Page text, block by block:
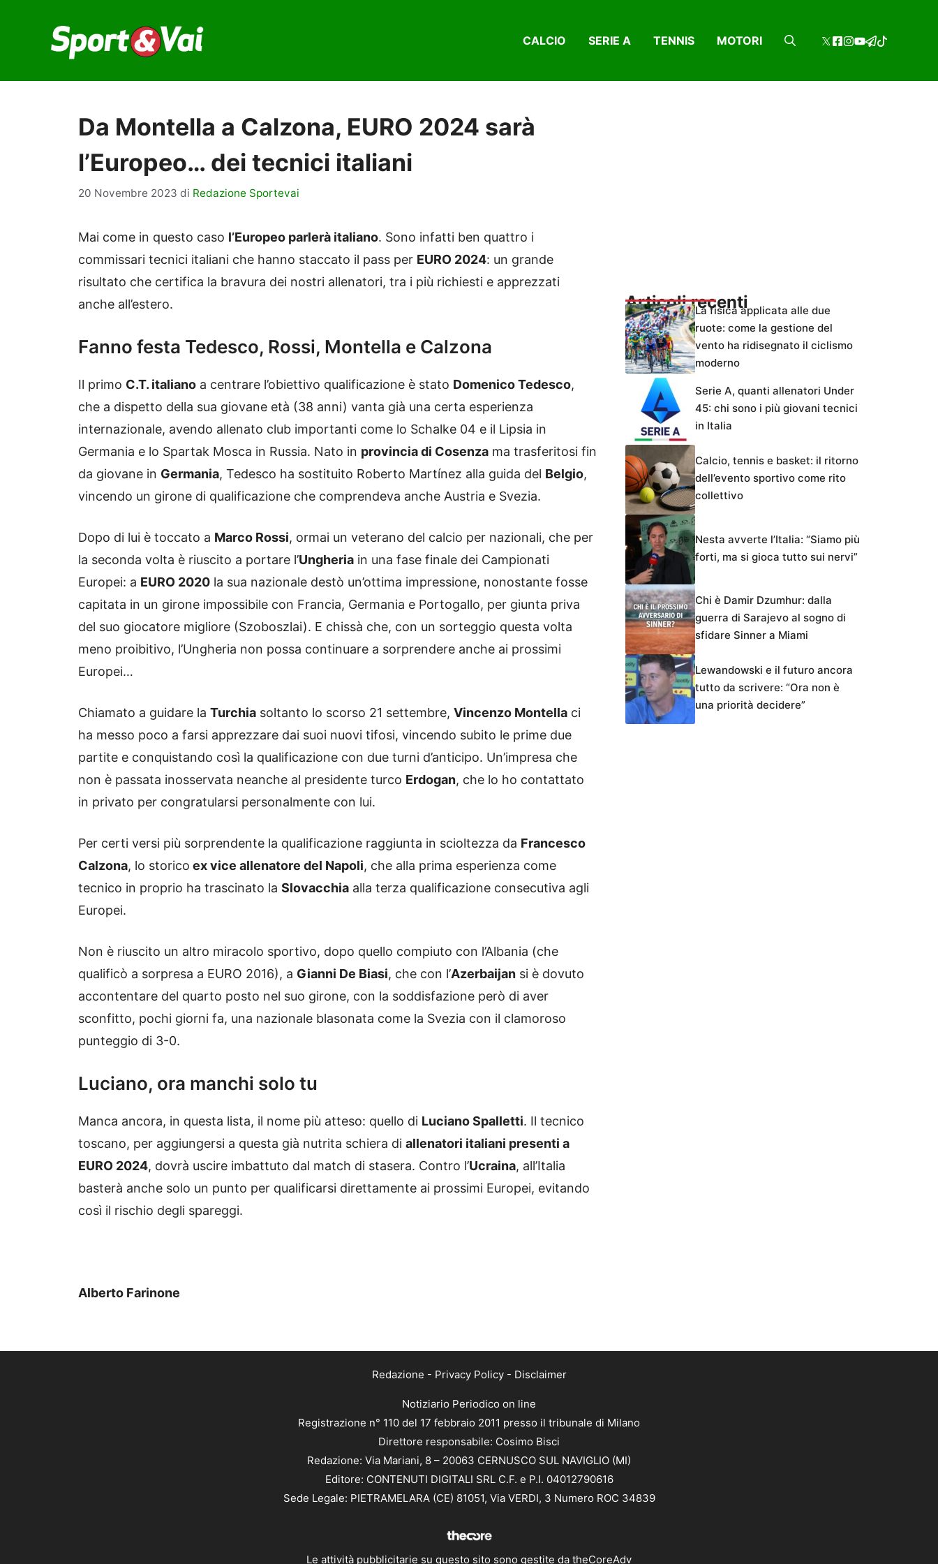
contenuto
CALCIO SERIE A TENNIS MOTORI
Da Montella a Calzona, EURO 2024 sarà
l’Europeo… dei tecnici italiani
20 Novembre 2023 di Redazione Sportevai
Mai come in questo caso l’Europeo parlerà italiano. Sono infatti ben quattro i
commissari tecnici italiani che hanno staccato il pass per EURO 2024: un grande
risultato che certifica la bravura dei nostri allenatori, tra i più richiesti e apprezzati
anche all’estero.
Fanno festa Tedesco, Rossi, Montella e Calzona
Il primo C.T. italiano a centrare l’obiettivo qualificazione è stato Domenico Tedesco,
che a dispetto della sua giovane età (38 anni) vanta già una certa esperienza
internazionale, avendo allenato club importanti come lo Schalke 04 e il Lipsia in
Germania e lo Spartak Mosca in Russia. Nato in provincia di Cosenza ma trasferitosi fin
da giovane in Germania, Tedesco ha sostituito Roberto Martínez alla guida del Belgio,
vincendo un girone di qualificazione che comprendeva anche Austria e Svezia.
Dopo di lui è toccato a Marco Rossi, ormai un veterano del calcio per nazionali, che per
la seconda volta è riuscito a portare l’Ungheria in una fase finale dei Campionati
Europei: a EURO 2020 la sua nazionale destò un’ottima impressione, nonostante fosse
capitata in un girone impossibile con Francia, Germania e Portogallo, per giunta priva
del suo giocatore migliore (Szoboszlai). E chissà che, con un sorteggio questa volta
meno proibitivo, l’Ungheria non possa continuare a sorprendere anche ai prossimi
Europei…
Chiamato a guidare la Turchia soltanto lo scorso 21 settembre, Vincenzo Montella ci
ha messo poco a farsi apprezzare dai suoi nuovi tifosi, vincendo subito le prime due
partite e conquistando così la qualificazione con due turni d’anticipo. Un’impresa che
non è passata inosservata neanche al presidente turco Erdogan, che lo ho contattato
in privato per congratularsi personalmente con lui.
Per certi versi più sorprendente la qualificazione raggiunta in scioltezza da Francesco
Calzona, lo storico ex vice allenatore del Napoli, che alla prima esperienza come
tecnico in proprio ha trascinato la Slovacchia alla terza qualificazione consecutiva agli
Europei.
Non è riuscito un altro miracolo sportivo, dopo quello compiuto con l’Albania (che
qualificò a sorpresa a EURO 2016), a Gianni De Biasi, che con l’Azerbaijan si è dovuto
accontentare del quarto posto nel suo girone, con la soddisfazione però di aver
sconfitto, pochi giorni fa, una nazionale blasonata come la Svezia con il clamoroso
punteggio di 3-0.
Luciano, ora manchi solo tu
Manca ancora, in questa lista, il nome più atteso: quello di Luciano Spalletti. Il tecnico
toscano, per aggiungersi a questa già nutrita schiera di allenatori italiani presenti a
EURO 2024, dovrà uscire imbattuto dal match di stasera. Contro l’Ucraina, all’Italia
basterà anche solo un punto per qualificarsi direttamente ai prossimi Europei, evitando
così il rischio degli spareggi.
Alberto Farinone
Articoli recentiLa fisica applicata alle due
ruote: come la gestione del
vento ha ridisegnato il ciclismo
moderno
Serie A, quanti allenatori Under
45: chi sono i più giovani tecnici
in Italia
Calcio, tennis e basket: il ritorno
dell’evento sportivo come rito
collettivo
Nesta avverte l’Italia: “Siamo più
forti, ma si gioca tutto sui nervi”
Chi è Damir Dzumhur: dalla
guerra di Sarajevo al sogno di
sfidare Sinner a Miami
Lewandowski e il futuro ancora
tutto da scrivere: “Ora non è
una priorità decidere”
Redazione - Privacy Policy- Disclaimer
Notiziario Periodico on line
Registrazione n° 110 del 17 febbraio 2011 presso il tribunale di Milano
Direttore responsabile: Cosimo Bisci
Redazione: Via Mariani, 8 – 20063 CERNUSCO SUL NAVIGLIO (MI)
Editore: CONTENUTI DIGITALI SRL C.F. e P.I. 04012790616
Sede Legale: PIETRAMELARA (CE) 81051, Via VERDI, 3 Numero ROC 34839
Le attività pubblicitarie su questo sito sono gestite da theCoreAdv